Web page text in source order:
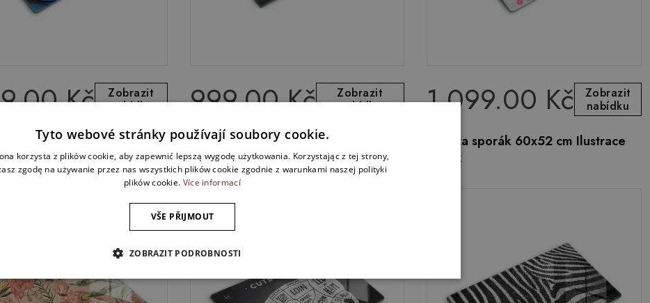
Kč
Zobrazit
nabídku
varnou desku 2 sztuki
papouščí peří
999.00 Kč
Zobrazit
nabídku
Ochranná deska za plynový sporák
Hovězí maso z krávy
1 099.00 Kč
Zobrazit
nabídku
Sklo za sporák 60x52 cm Ilustrace
koček
Tyto webové stránky používají soubory cookie.
korzysta z plików cookie, aby zapewnić lepszą wygodę użytkowania. Korzystając z tej strony,
zgodę na używanie przez nas wszystkich plików cookie zgodnie z warunkami naszej polityki
plików cookie. Více informací
VŠE PŘIJMOUT
ZOBRAZIT PODROBNOSTI